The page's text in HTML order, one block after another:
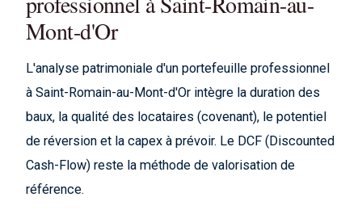
Mont-d'Or
L'analyse patrimoniale d'un portefeuille professionnel
à Saint-Romain-au-Mont-d'Or intègre la duration des
baux, la qualité des locataires (covenant), le potentiel
de réversion et la capex à prévoir. Le DCF (Discounted
Cash-Flow) reste la méthode de valorisation de
référence.